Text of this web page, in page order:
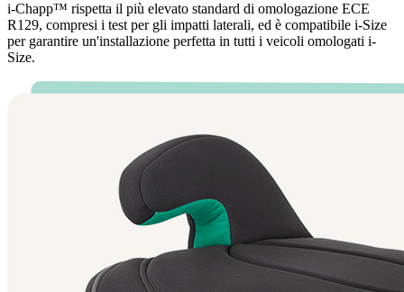
i-Chapp™ rispetta il più elevato standard di omologazione ECE
R129, compresi i test per gli impatti laterali, ed è compatibile i-Size
per garantire un'installazione perfetta in tutti i veicoli omologati i-
Size.